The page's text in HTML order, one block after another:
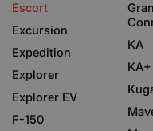
Escort
Excursion
Expedition
Explorer
Explorer EV
F-150
KA
KA+